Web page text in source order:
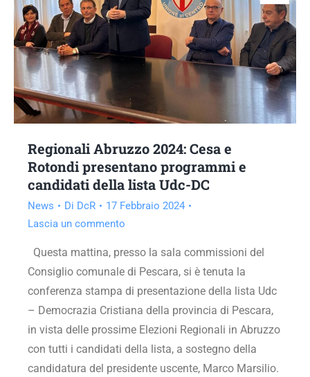
Regionali Abruzzo 2024: Cesa e
Rotondi presentano programmi e
candidati della lista Udc-DC
News Di DcR
17 Febbraio 2024
Lascia un commento
Questa mattina, presso la sala commissioni del
Consiglio comunale di Pescara, si è tenuta la
conferenza stampa di presentazione della lista Udc
– Democrazia Cristiana della provincia di Pescara,
in vista delle prossime Elezioni Regionali in Abruzzo
con tutti i candidati della lista, a sostegno della
candidatura del presidente uscente, Marco Marsilio.